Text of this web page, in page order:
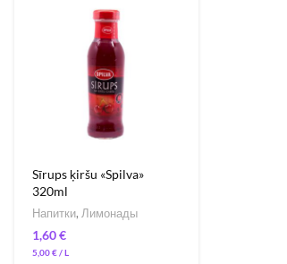
Sīrups ķiršu «Spilva»
320ml
Напитки, Лимонады
€
5,00€